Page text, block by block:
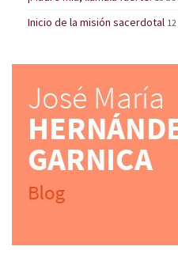
Inicio de la misión sacerdotal